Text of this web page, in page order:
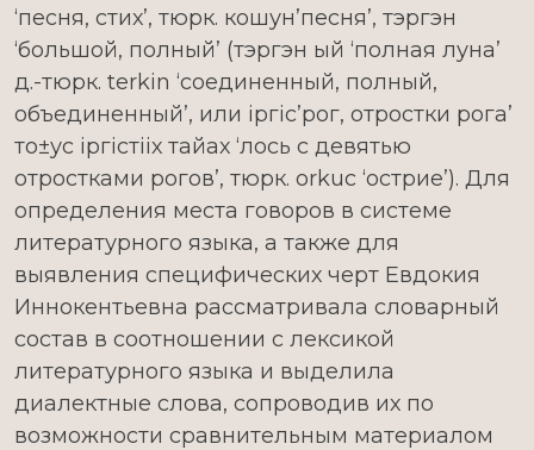
‘песня, стих’, тюрк. кошун’песня’, тэргэн
‘большой, полный’ (тэргэн ый ‘полная луна’
д.-тюрк. terkin ‘соединенный, полный,
объединенный’, или іргіс’рог, отростки рога’
то±ус іргістііх тайах ‘лось с девятью
отростками рогов’, тюрк. orkuc ‘острие’). Для
определения места говоров в системе
литературного языка, а также для
выявления специфических черт Евдокия
Иннокентьевна рассматривала словарный
состав в соотношении с лексикой
литературного языка и выделила
диалектные слова, сопроводив их по
возможности сравнительным материалом